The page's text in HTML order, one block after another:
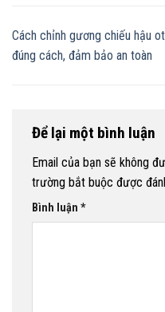
Cách chỉnh gương chiếu hậu
đúng cách, đảm bảo an toàn
Để lại một bình luận
Email của bạn sẽ không
trường bắt buộc được
Bình luận *